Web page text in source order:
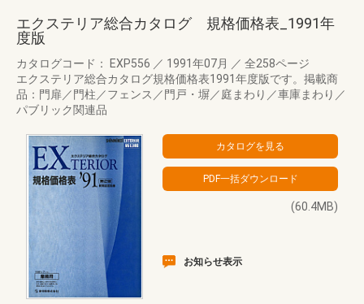
エクステリア総合カタログ 規格価格表_1991年
度版
カタログコード： EXP556 ／ 1991年07月 ／ 全258ページ
エクステリア総合カタログ規格価格表1991年度版です。掲載商
品：門扉／門柱／フェンス／門戸・塀／庭まわり／車庫まわり／
パブリック関連品
(60.4MB)
お知らせ表示